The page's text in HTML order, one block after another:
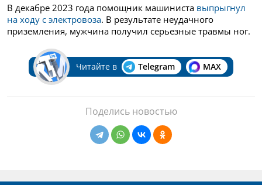
В декабре 2023 года помощник машиниста выпрыгнул
на ходу с электровоза. В результате неудачного
приземления, мужчина получил серьезные травмы ног.
Читайте в Telegram MAX
Поделись новостью